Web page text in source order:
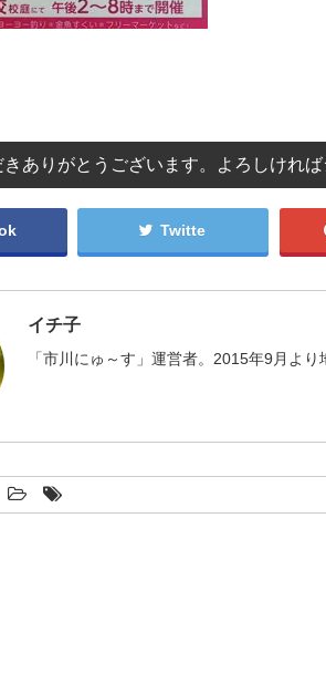
ありがとうございます。よろしければ
Twitte
イチ子
「市川にゅ～す」運営者。2015年9月よ